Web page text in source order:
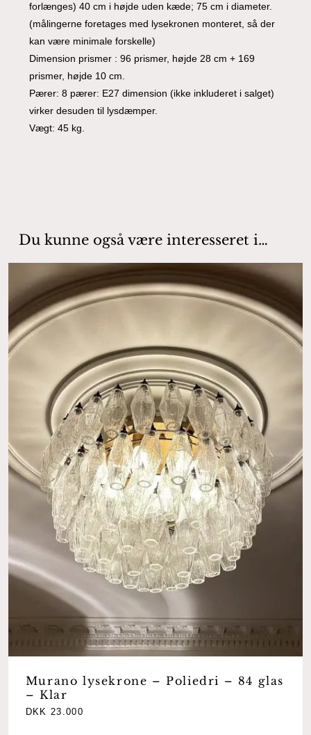
forlænges) 40 cm i højde uden kæde; 75 cm i diameter.
(målingerne foretages med lysekronen monteret, så der
kan være minimale forskelle)
Dimension prismer : 96 prismer, højde 28 cm + 169
prismer, højde 10 cm.
Pærer: 8 pærer: E27 dimension (ikke inkluderet i salget)
virker desuden til lysdæmper.
Vægt: 45 kg.
Du kunne også være interesseret i…
Murano lysekrone – Poliedri – 84 glas
– Klar
DKK 23.000